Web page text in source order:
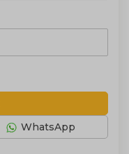
WhatsApp